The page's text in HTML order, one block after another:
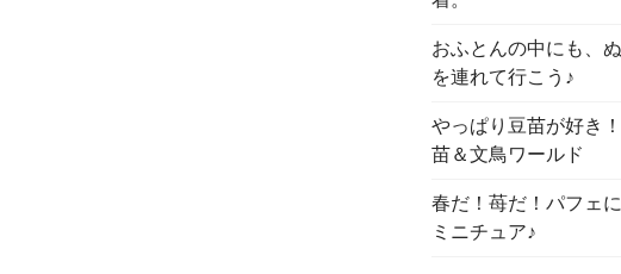
おふとんの中にも、
を連れて行こう♪
やっぱり豆苗が好き
苗＆文鳥ワールド
春だ！苺だ！パフェ
ミニチュア♪